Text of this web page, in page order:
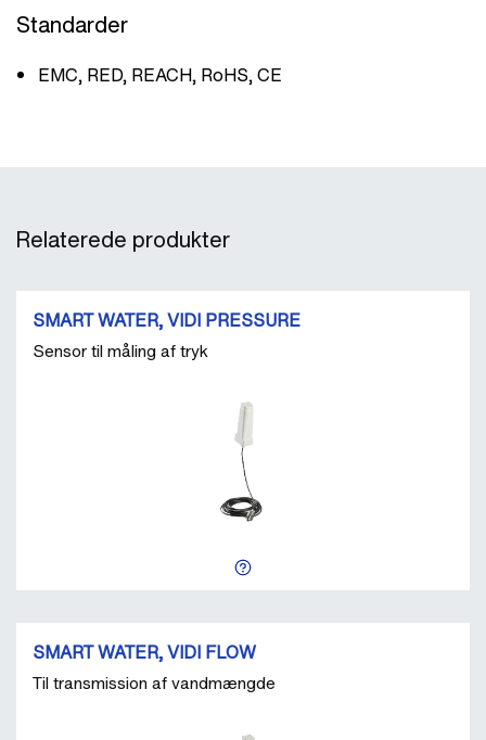
Standarder
EMC, RED, REACH, RoHS, CE
Relaterede produkter
SMART WATER, VIDI PRESSURE
Sensor til måling af tryk
SMART WATER, VIDI FLOW
Til transmission af vandmængde